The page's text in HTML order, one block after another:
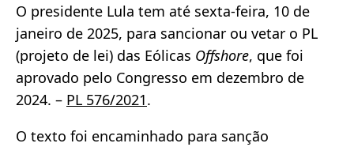
O presidente Lula tem até sexta-feira, 10 de
janeiro de 2025, para sancionar ou vetar o PL
(projeto de lei) das Eólicas Offshore, que foi
aprovado pelo Congresso em dezembro de
2024. – PL 576/2021.
O texto foi encaminhado para sanção